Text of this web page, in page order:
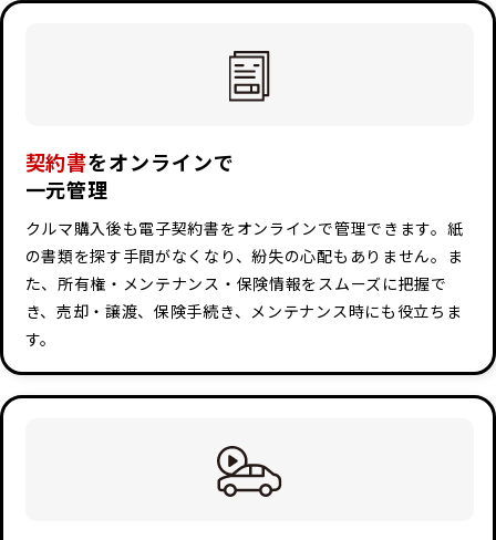
契約書をオンラインで
一元管理
クルマ購入後も電子契約書をオンラインで管理できます。紙
の書類を探す手間がなくなり、紛失の心配もありません。ま
た、所有権・メンテナンス・保険情報をスムーズに把握で
き、売却・譲渡、保険手続き、メンテナンス時にも役立ちま
す。